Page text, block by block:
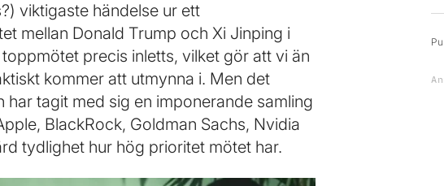
viktigaste händelse ur ett
mellan Donald Trump och Xi Jinping i
precis inletts, vilket gör att vi än
kommer att utmynna i. Men det
tagit med sig en imponerande samling
BlackRock, Goldman Sachs, Nvidia
tydlighet hur hög prioritet mötet har.